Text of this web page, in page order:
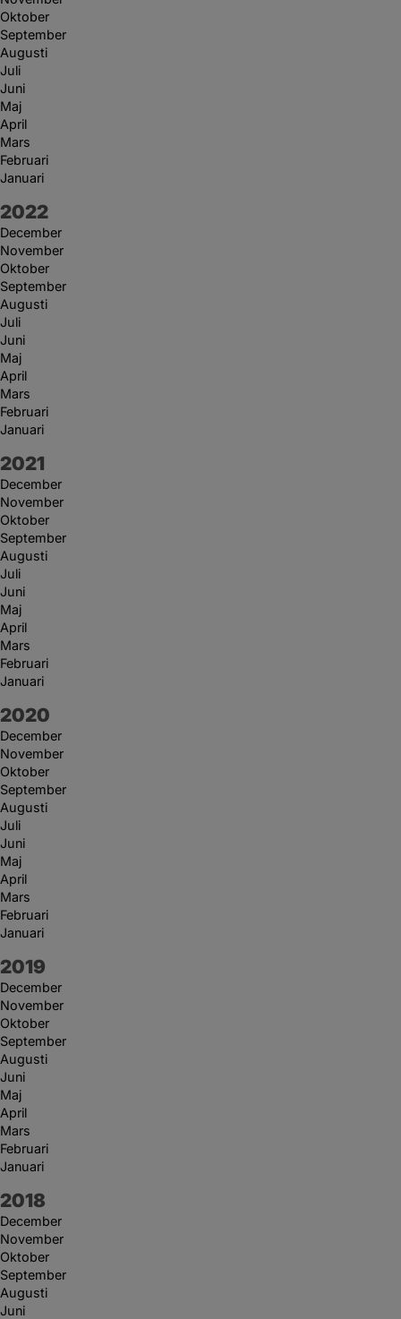
Oktober
September
Augusti
Juli
Juni
Maj
April
Mars
Februari
Januari
År:
2022
December
November
Oktober
September
Augusti
Juli
Juni
Maj
April
Mars
Februari
Januari
År:
2021
December
November
Oktober
September
Augusti
Juli
Juni
Maj
April
Mars
Februari
Januari
År:
2020
December
November
Oktober
September
Augusti
Juli
Juni
Maj
April
Mars
Februari
Januari
År:
2019
December
November
Oktober
September
Augusti
Juni
Maj
April
Mars
Februari
Januari
År:
2018
December
November
Oktober
September
Augusti
Juni